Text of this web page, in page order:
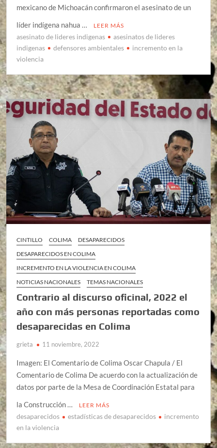
mexicano de Michoacán confirmaron el asesinato de un
líder indígena nahua …
LEER MÁS
asesinato de lideres indigenas
asesinatos de lideres
indigenas
defensores ambientales
incremento en la
violencia
CINTILLO COLIMA
DESAPARECIDOS
DESAPARECIDOS EN COLIMA
INCREMENTO EN LA VIOLENCIA EN COLIMA
NOTICIAS NACIONALES
TEMAS NACIONALES
Contrario al discurso oficinal, 2022 el
año con más personas reportadas como
desaparecidas en Colima
grieta 11 noviembre, 2022
Imagen: El Comentario de Colima Oscar Chapula / El
Comentario de Colima De acuerdo con la actualización de
datos por parte de la Mesa de Coordinación Estatal para
la Construcción …
LEER MÁS
desaparecidos estadísticas de desaparecidos
incremento
en la violencia